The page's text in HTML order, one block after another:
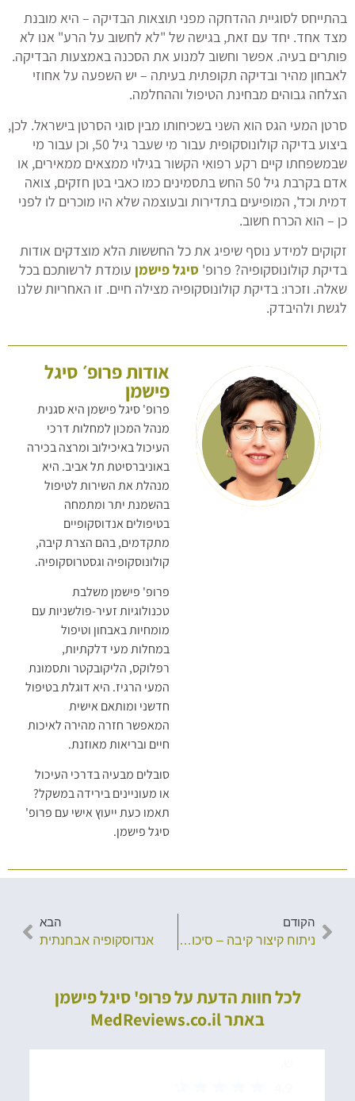
בהתייחס לסוגיית ההדחקה מפני תוצאות הבדיקה – היא מובנת
מצד אחד. יחד עם זאת, בגישה של "לא לחשוב על הרע" אנו לא
פותרים בעיה. אפשר וחשוב למנוע את הסכנה באמצעות הבדיקה.
לאבחון מהיר ובדיקה תקופתית בעיתה – יש השפעה על אחוזי
הצלחה גבוהים מבחינת הטיפול וההחלמה.
סרטן המעי הגס הוא השני בשכיחותו מבין סוגי הסרטן בישראל. לכן,
ביצוע בדיקה קולונוסקופית עבור מי שעבר גיל 50, וכן עבור מי
שבמשפחתו קיים רקע רפואי הקשור בגילוי ממצאים ממאירים, או
אדם בקרבת גיל 50 החש בתסמינים כמו כאבי בטן חזקים, צואה
דמית וכד', המופיעים בתדירות ובעוצמה שלא היו מוכרים לו לפני
כן – הוא הכרח חשוב.
זקוקים למידע נוסף שיפיג את כל החששות הלא מוצדקים אודות
בדיקת קולונוסקופיה? פרופ' סיגל פישמן עומדת לרשותכם בכל
שאלה. וזכרו: בדיקת קולונוסקופיה מצילה חיים. זו האחריות שלנו
לגשת ולהיבדק.
אודות פרופ׳ סיגל
פישמן
פרופ' סיגל פישמן היא סגנית
מנהל המכון למחלות דרכי
העיכול באיכילוב ומרצה בכירה
באוניברסיטת תל אביב. היא
מנהלת את השירות לטיפול
בהשמנת יתר ומתמחה
בטיפולים אנדוסקופיים
מתקדמים, בהם הצרת קיבה,
קולונוסקופיה וגסטרוסקופיה.
פרופ' פישמן משלבת
טכנולוגיות זעיר-פולשניות עם
מומחיות באבחון וטיפול
במחלות מעי דלקתיות,
רפלוקס, הליקובקטר ותסמונת
המעי הרגיז. היא דוגלת בטיפול
חדשני ומותאם אישית
המאפשר חזרה מהירה לאיכות
חיים ובריאות מאוזנת.
סובלים מבעיה בדרכי העיכול
או מעוניינים בירידה במשקל?
תאמו כעת ייעוץ אישי עם פרופ'
סיגל פישמן.
הקודם
ניתוח קיצור קיבה – סיכונים לצד חדשנות
הבא
אנדוסקופיה אבחנתית
לכל חוות הדעת על פרופ' סיגל פישמן
באתר MedReviews.co.il